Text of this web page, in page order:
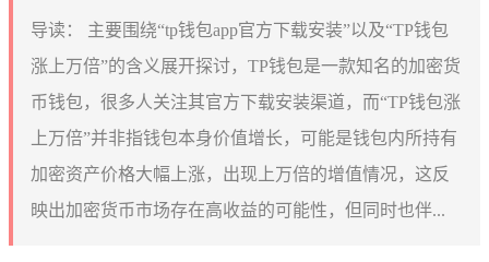
导读：
主要围绕“tp钱包app官方下载安装”以及“TP钱包
涨上万倍”的含义展开探讨，TP钱包是一款知名的加密货
币钱包，很多人关注其官方下载安装渠道，而“TP钱包涨
上万倍”并非指钱包本身价值增长，可能是钱包内所持有
加密资产价格大幅上涨，出现上万倍的增值情况，这反
映出加密货币市场存在高收益的可能性，但同时也伴...